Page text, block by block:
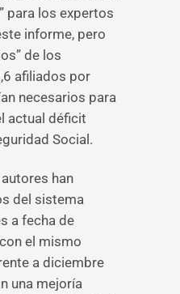
para los expertos
informe, pero
de los
afiliados por
necesarios para
actual déficit
Social.
han
del sistema
a fecha de
el mismo
a diciembre
una mejoría